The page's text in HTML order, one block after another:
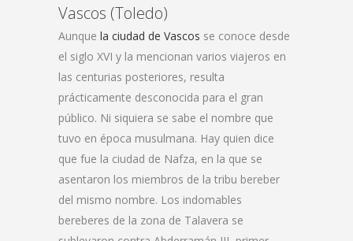
Vascos (Toledo)
Aunque la ciudad de Vascos se conoce desde
el siglo XVI y la mencionan varios viajeros en
las centurias posteriores, resulta
prácticamente desconocida para el gran
público. Ni siquiera se sabe el nombre que
tuvo en época musulmana. Hay quien dice
que fue la ciudad de Nafza, en la que se
asentaron los miembros de la tribu bereber
del mismo nombre. Los indomables
bereberes de la zona de Talavera se